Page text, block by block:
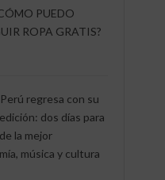
PUEDO
ROPA GRATIS?
regresa con su
dos días para
la mejor
música y cultura